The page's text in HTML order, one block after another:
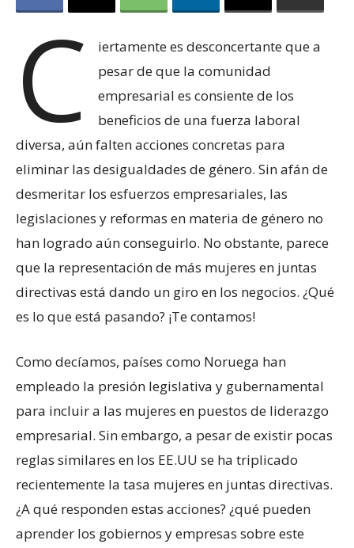
C
iertamente es desconcertante que a
pesar de que la comunidad
empresarial es consiente de los
beneficios de una fuerza laboral
diversa, aún falten acciones concretas para
eliminar las desigualdades de género. Sin afán de
desmeritar los esfuerzos empresariales, las
legislaciones y reformas en materia de género no
han logrado aún conseguirlo. No obstante, parece
que la representación de más mujeres en juntas
directivas está dando un giro en los negocios. ¿Qué
es lo que está pasando? ¡Te contamos!
Como decíamos, países como Noruega han
empleado la presión legislativa y gubernamental
para incluir a las mujeres en puestos de liderazgo
empresarial. Sin embargo, a pesar de existir pocas
reglas similares en los EE.UU se ha triplicado
recientemente la tasa mujeres en juntas directivas.
¿A qué responden estas acciones? ¿qué pueden
aprender los gobiernos y empresas sobre este